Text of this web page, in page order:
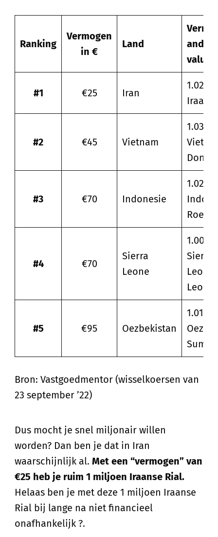
Ranking
Vermogen
in €
Land
andere
valuta
#1 €25 Iran
#2 €45 Vietnam
Dong
#3 €70 Indonesie
Roepia
#4 €70
Sierra
Leone
Sierra
Leone
#5 €95 Oezbekistan
Sum
Bron: Vastgoedmentor (wisselkoersen van
23 september ’22)
Dus mocht je snel miljonair willen
worden? Dan ben je dat in Iran
waarschijnlijk al. Met een “vermogen” van
€25 heb je ruim 1 miljoen Iraanse Rial.
Helaas ben je met deze 1 miljoen Iraanse
Rial bij lange na niet financieel
onafhankelijk ?.